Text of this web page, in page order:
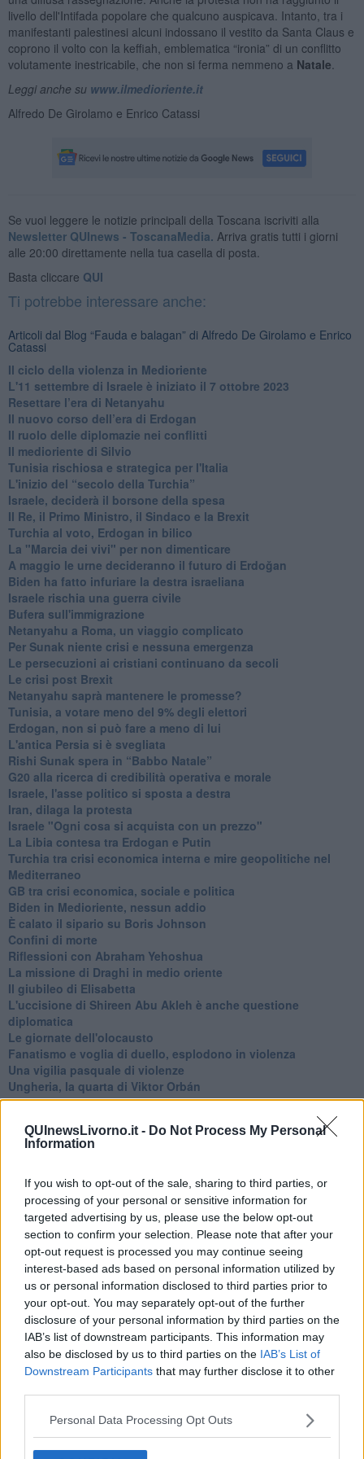
QUInewsLivorno.it - Do Not Process My Personal
Information
If you wish to opt-out of the sale, sharing to third parties, or
processing of your personal or sensitive information for
targeted advertising by us, please use the below opt-out
section to confirm your selection. Please note that after your
opt-out request is processed you may continue seeing
interest-based ads based on personal information utilized by
us or personal information disclosed to third parties prior to
your opt-out. You may separately opt-out of the further
disclosure of your personal information by third parties on the
IAB’s list of downstream participants. This information may
also be disclosed by us to third parties on the IAB’s List of
Downstream Participants that may further disclose it to other
Personal Data Processing Opt Outs
livello dell'Intifada popolare che qualcuno auspicava. Intanto, tra i
manifestanti palestinesi alcuni indossano il vestito da Santa Claus e
coprono il volto con la keffiah, emblematica “ironia” di un conflitto
volutamente inestricabile, che non si ferma nemmeno a Natale
Leggi anche su www.ilmedioriente.it
Alfredo De Girolamo e Enrico Catassi
Se vuoi leggere le notizie principali della Toscana iscriviti alla
Newsletter QUInews - ToscanaMedia. Arriva gratis tutti i giorni
alle 20:00 direttamente nella tua casella di posta.
Basta cliccare QUI
Ti potrebbe interessare anche:
Articoli dal Blog “Fauda e balagan” di Alfredo De Girolamo e Enrico
Catassi
Il ciclo della violenza in Medioriente
L'11 settembre di Israele è iniziato il 7 ottobre 2023
Resettare l’era di Netanyahu
​Il nuovo corso dell’era di Erdogan
Il ruolo delle diplomazie nei conflitti
Il medioriente di Silvio
Tunisia rischiosa e strategica per l'Italia
L'inizio del “secolo della Turchia”
Israele, deciderà il borsone della spesa
Il Re, il Primo Ministro, il Sindaco e la Brexit
Turchia al voto, Erdogan in bilico
La "Marcia dei vivi" per non dimenticare
A maggio le urne decideranno il futuro di Erdoğan
Biden ha fatto infuriare la destra israeliana
Israele rischia una guerra civile
Bufera sull'immigrazione
Netanyahu a Roma, un viaggio complicato
Per Sunak niente crisi e nessuna emergenza
Le persecuzioni ai cristiani continuano da secoli
Le crisi post Brexit
Netanyahu saprà mantenere le promesse?
Tunisia, a votare meno del 9% degli elettori
Erdogan, non si può fare a meno di lui
L'antica Persia si è svegliata
Rishi Sunak spera in “Babbo Natale”
G20 alla ricerca di credibilità operativa e morale
Israele, l'asse politico si sposta a destra
Iran, dilaga la protesta
Israele "Ogni cosa si acquista con un prezzo"
La Libia contesa tra Erdogan e Putin
Turchia tra crisi economica interna e mire geopolitiche nel
Mediterraneo
GB tra crisi economica, sociale e politica
Biden in Medioriente, nessun addio
È calato il sipario su Boris Johnson
Confini di morte
Riflessioni con Abraham Yehoshua
La missione di Draghi in medio oriente
Il giubileo di Elisabetta
L'uccisione di Shireen Abu Akleh è anche questione
diplomatica
Le giornate dell'olocausto
Fanatismo e voglia di duello, esplodono in violenza
Una vigilia pasquale di violenze
Ungheria, la quarta di Viktor Orbán
Ramadan con nuovi attacchi terroristici
Guerra in Ucraina, la diplomazia Usa Cina
Guerra Ucraina, la pseudo neutralità di Bennet
​Il caos libico è un pozzo senza fine
Erdoğan e l'informazione
Crisi Corona, crisi Johnson, problemi post Brexit
Capitol Hill un anno dopo
Desmond Tutu "la voce dei senza voce"
Natale da incubo per Boris Johnson
La questione Ucraina
Cipro, un ponte dove si mischiano le culture
Una vigilia di Natale per un nuovo Rais
La questione israelo-palestinese ignorata dal G20
Erdogan continua a sfidare l'Occidente
Libano, collasso economico e guerra civile
Johnson, da Trump a Biden alla Brexit
L'AUKUS e il Quad
Papa Bergoglio vedrà Viktor Orbán